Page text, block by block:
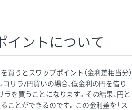
イントについて
買うとスワップポイント（金利差相当分）
コリラ/円買いの場合、低金利の円を借り
ラを買うことになります。その結果、円と
ことができるのです。この金利差を「ス